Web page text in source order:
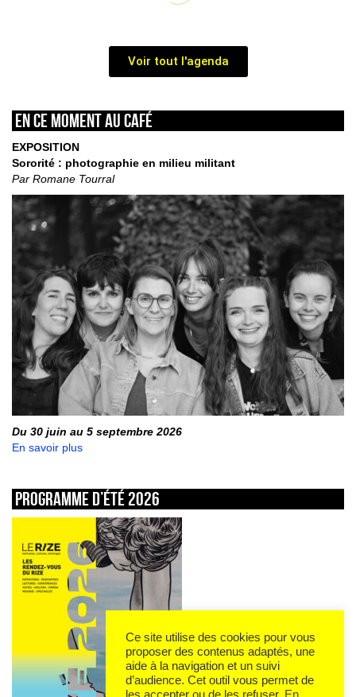
Voir tout l'agenda
En ce moment au café
EXPOSITION
Sororité : photographie en milieu militant
Par Romane Tourral
Du 30 juin au 5 septembre 2026
En savoir plus
Programme d’été 2026
Ce site utilise des cookies pour vous
proposer des contenus adaptés, une
aide à la navigation et un suivi
d’audience. Cet outil vous permet de